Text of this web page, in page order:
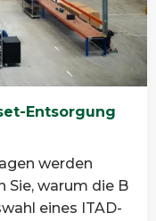
Entsorgung
werden
Sie, warum die B
eines ITAD-